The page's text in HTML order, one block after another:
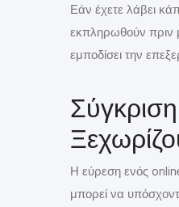
Εάν έχετε λάβει
εκπληρωθούν
εμποδίσει την
Η εύρεση ενός
μπορεί να